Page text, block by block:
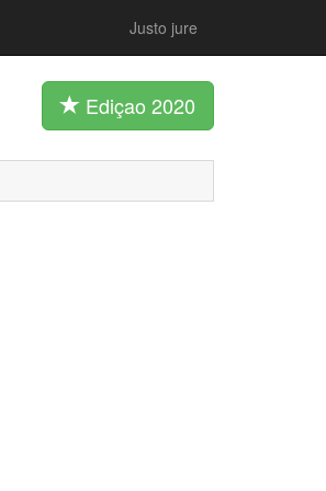
Justo jure
Ediçao 2020